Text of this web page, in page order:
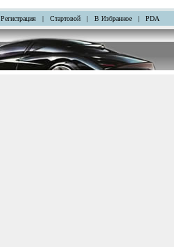
Регистрация | Стартовой | В Избранное | PDA